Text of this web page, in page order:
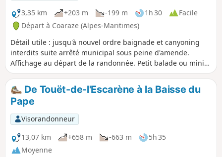
3,35 km
+203 m -199 m 1h 30
Facile
Départ à Coaraze (Alpes-Maritimes)
Détail utile : jusqu'à nouvel ordre baignade et canyoning
interdits suite arrêté municipal sous peine d'amende.
Affichage au départ de la randonnée. Petit balade ou mini
randonnée, en grande partie en sous-bois, qui vous
amènera au départ du canyoning du Planfaé, sans difficulté
même si le départ est rude et plein soleil.
De Touët-de-l'Escarène à la Baisse du
Pape
Visorandonneur
13,07 km
+658 m -663 m
5h 35
Moyenne